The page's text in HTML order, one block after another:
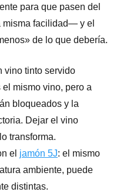
para que pasen del
misma facilidad— y el
de lo que debería.
vino tinto servido
mismo vino, pero a
bloqueados y la
Dejar el vino
transforma.
el jamón 5J: el mismo
ambiente, puede
distintas.